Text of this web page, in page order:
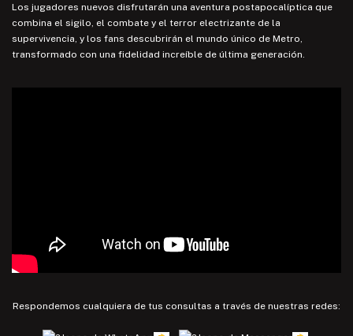
Los jugadores nuevos disfrutarán una aventura postapocalíptica que
combina el sigilo, el combate y el terror electrizante de la
supervivencia, y los fans descubrirán el mundo único de Metro,
transformado con una fidelidad increíble de última generación.
Respondemos cualquiera de tus consultas a través de nuestras redes: